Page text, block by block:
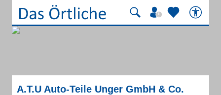
A.T.U Auto-Teile Unger GmbH & Co.